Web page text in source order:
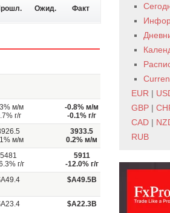
Ожид. Факт
м/м
г/г
-0.8% м/м
-0.1% г/г
м/м
3933.5
0.2% м/м
5481
г/г
5911
-12.0% г/г
$A49.5B
$A22.3B
EUR |
GBP |
CAD |
RUB